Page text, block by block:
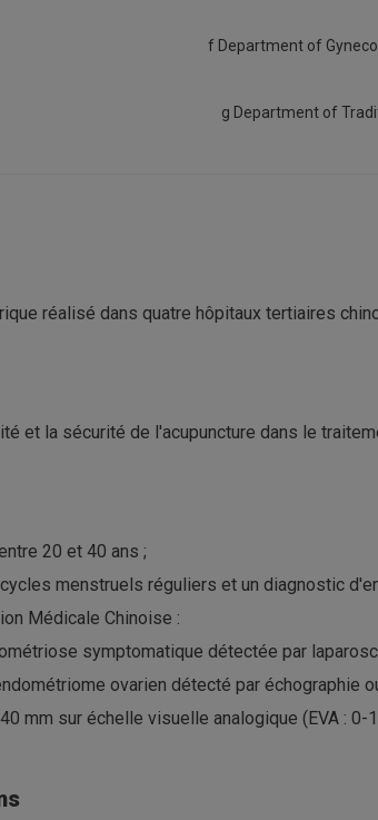
f Department of
g Department of
réalisé dans quatre hôpitaux tertiaires
et la sécurité de l'acupuncture dans le
20 et 40 ans ;
menstruels réguliers et un diagnostic
Médicale Chinoise :
symptomatique détectée par
ovarien détecté par échographie
mm sur échelle visuelle analogique (EVA : 0-